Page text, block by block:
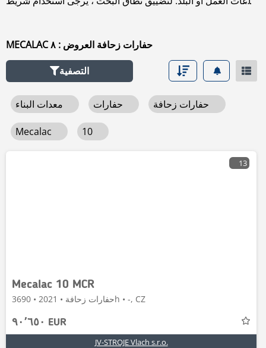
MECALAC حفارات زحافة العروض : ٨
التصفية
Mecalac 10
13
Mecalac 10 MCR
حفارات زحافة • 2021 • 3690h • -, CZ
٩٠٬٦٥٠ EUR
JV-STROJE Vlach s.r.o.